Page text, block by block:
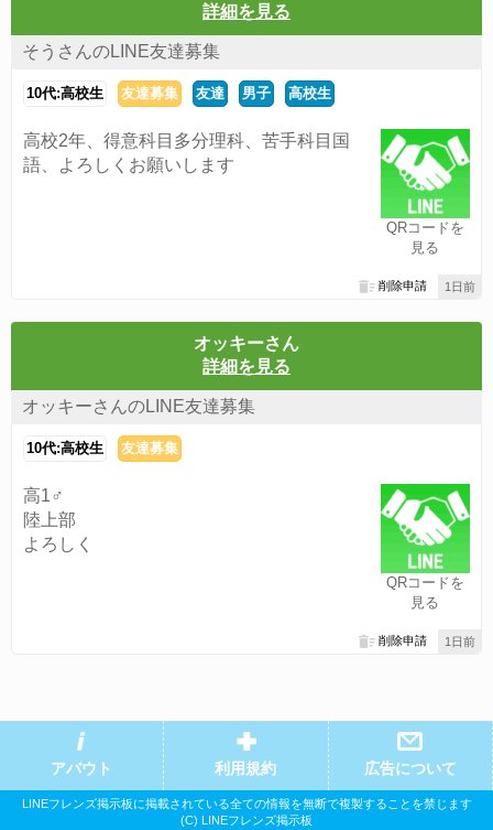
詳細を見る
そうさんのLINE友達募集
10代:高校生 友達募集 友達 男子 高校生
QRコードを
見る
高校2年、得意科目多分理科、苦手科目国
語、よろしくお願いします
1日前
削除申請
オッキーさん
詳細を見る
オッキーさんのLINE友達募集
10代:高校生 友達募集
QRコードを
見る
高1♂
陸上部
よろしく
1日前
削除申請
アバウト 利用規約 広告について
LINEフレンズ掲示板に掲載されている全ての情報を無断で複製することを禁じます
(C) LINEフレンズ掲示板